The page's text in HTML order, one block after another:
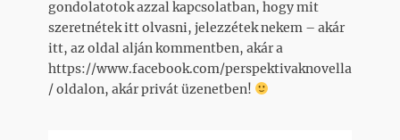
gondolatotok azzal kapcsolatban, hogy mit
szeretnétek itt olvasni, jelezzétek nekem – akár
itt, az oldal alján kommentben, akár a
https://www.facebook.com/perspektivaknovella
/ oldalon, akár privát üzenetben!